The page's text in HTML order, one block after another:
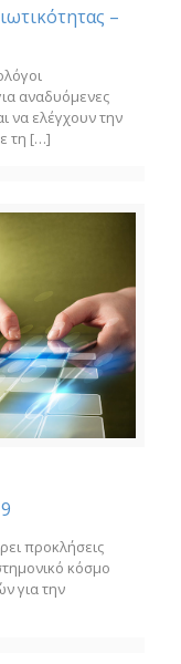
–
αναδυόμενες
να ελέγχουν την
τη […]
προκλήσεις
κόσμο
για την